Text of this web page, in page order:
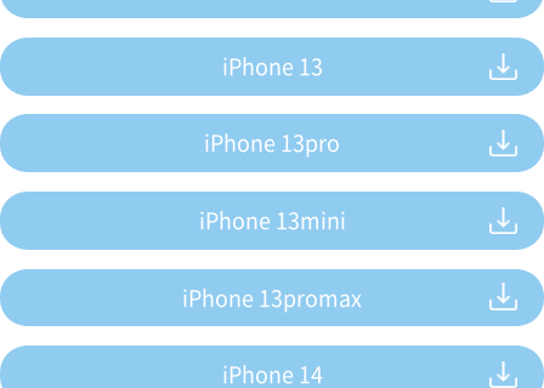
iPhone 13
iPhone 13pro
iPhone 13mini
iPhone 13promax
iPhone 14